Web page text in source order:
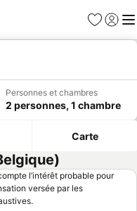
Favoris
Se
Personnes et chambres
2 personnes, 1 chambre
Carte
l’intérêt probable pour
versée par les